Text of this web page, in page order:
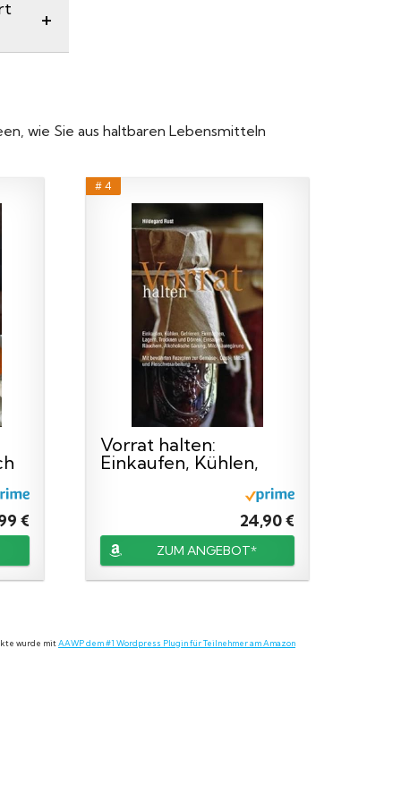
wie Sie aus haltbaren Lebensmitteln
€
# 4
Vorrat halten:
Einkaufen, Kühlen,
24,90 €
ZUM ANGEBOT*
wurde mitAAWP dem #1 Wordpress Plugin für Teilnehmer am Amazon